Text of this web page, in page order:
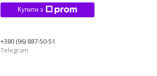
Купити з
+380 (96) 887-50-51
Telegram